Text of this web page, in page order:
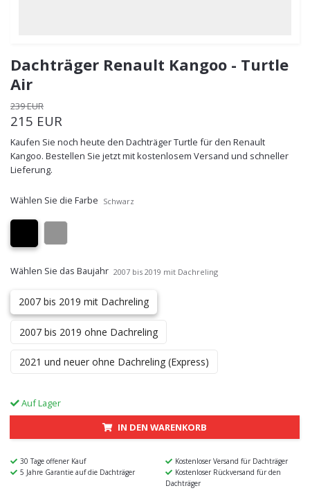
Dachträger Renault Kangoo - Turtle
Air
239 EUR
215 EUR
Kaufen Sie noch heute den Dachträger Turtle für den Renault
Kangoo. Bestellen Sie jetzt mit kostenlosem Versand und schneller
Lieferung.
Wählen Sie die Farbe Schwarz
Wählen Sie das Baujahr 2007 bis 2019 mit Dachreling
2007 bis 2019 mit Dachreling
2007 bis 2019 ohne Dachreling
2021 und neuer ohne Dachreling (Express)
Auf Lager
IN DEN WARENKORB
30 Tage offener Kauf
Kostenloser Versand für Dachträger
5 Jahre Garantie auf die Dachträger
Kostenloser Rückversand für den
Dachträger